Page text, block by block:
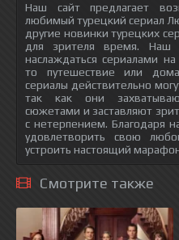
Наш сайт предлагает
любимый турецкий сериал
другие новинки турецких
для зрителя время. Наш
наслаждаться сериалами
то путешествие или
сериалы действительно
так как они
сюжетами и заставляют
с нетерпением. Благодаря
удовлетворить свою
устроить настоящий
Смотрите также